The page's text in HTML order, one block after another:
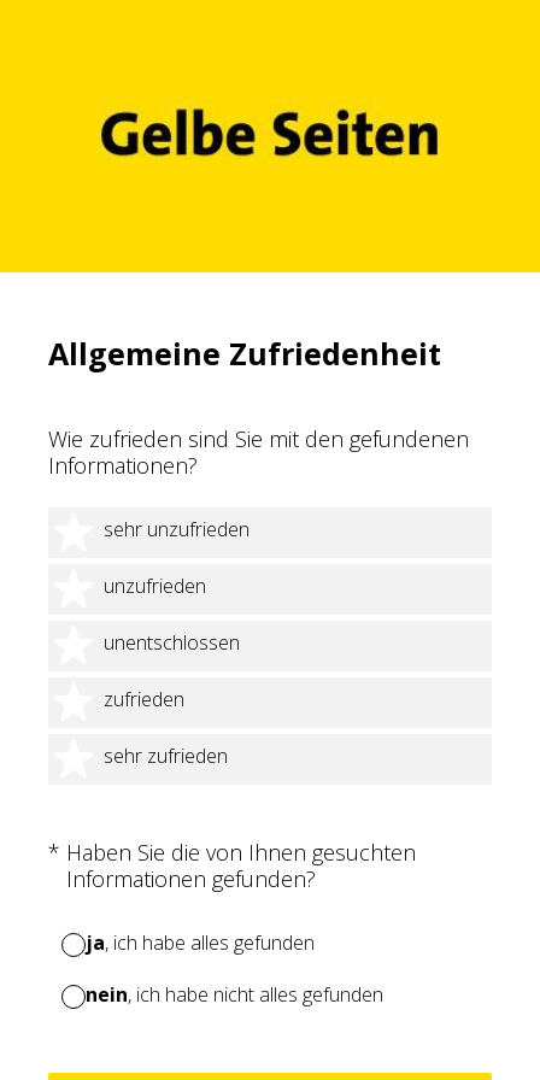
Allgemeine Zufriedenheit
Wie zufrieden sind Sie mit den gefundenen
Informationen?
sehr unzufrieden
1 Stern
unzufrieden
2 Sterne
unentschlossen
3 Sterne
zufrieden
4 Sterne
sehr zufrieden
5 Sterne
* Haben Sie die von Ihnen gesuchten
Informationen gefunden?
(Erforderlich.)
ja, ich habe alles gefunden
nein, ich habe nicht alles gefunden